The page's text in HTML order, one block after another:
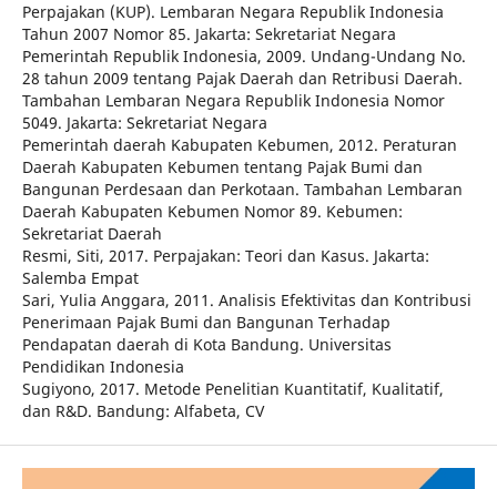
Perpajakan (KUP). Lembaran Negara Republik Indonesia
Tahun 2007 Nomor 85. Jakarta: Sekretariat Negara
Pemerintah Republik Indonesia, 2009. Undang-Undang No.
28 tahun 2009 tentang Pajak Daerah dan Retribusi Daerah.
Tambahan Lembaran Negara Republik Indonesia Nomor
5049. Jakarta: Sekretariat Negara
Pemerintah daerah Kabupaten Kebumen, 2012. Peraturan
Daerah Kabupaten Kebumen tentang Pajak Bumi dan
Bangunan Perdesaan dan Perkotaan. Tambahan Lembaran
Daerah Kabupaten Kebumen Nomor 89. Kebumen:
Sekretariat Daerah
Resmi, Siti, 2017. Perpajakan: Teori dan Kasus. Jakarta:
Salemba Empat
Sari, Yulia Anggara, 2011. Analisis Efektivitas dan Kontribusi
Penerimaan Pajak Bumi dan Bangunan Terhadap
Pendapatan daerah di Kota Bandung. Universitas
Pendidikan Indonesia
Sugiyono, 2017. Metode Penelitian Kuantitatif, Kualitatif,
dan R&D. Bandung: Alfabeta, CV